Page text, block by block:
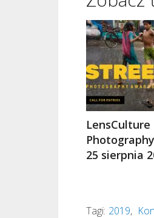
25 sierpnia
Tagi: 2019,